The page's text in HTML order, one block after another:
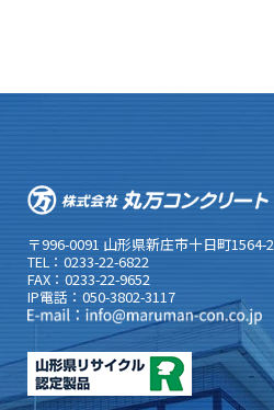
〒996-0091 山形県新庄市十日町1564-2
TEL：0233-22-6822
FAX：0233-22-9652
IP電話：050-3802-3117